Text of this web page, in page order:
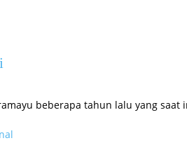
beberapa tahun lalu yang saat